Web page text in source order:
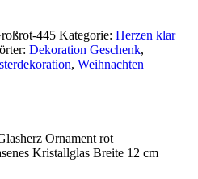
445 Kategorie: Herzen klar
Dekoration Geschenk,
, Weihnachten
Ornament rot
Kristallglas Breite 12 cm